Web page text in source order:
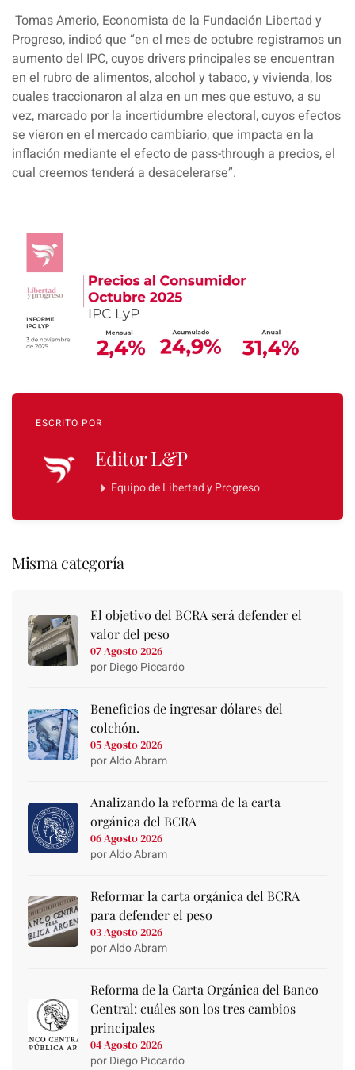
Tomas Amerio, Economista de la Fundación Libertad y
Progreso, indicó que “en el mes de octubre registramos un
aumento del IPC, cuyos drivers principales se encuentran
en el rubro de alimentos, alcohol y tabaco, y vivienda, los
cuales traccionaron al alza en un mes que estuvo, a su
vez, marcado por la incertidumbre electoral, cuyos efectos
se vieron en el mercado cambiario, que impacta en la
inflación mediante el efecto de pass-through a precios, el
cual creemos tenderá a desacelerarse”.
ESCRITO POR
Editor L&P
Equipo de Libertad y Progreso
Misma categoría
El objetivo del BCRA será defender el
valor del peso
07 Agosto 2026
por Diego Piccardo
Beneficios de ingresar dólares del
colchón.
05 Agosto 2026
por Aldo Abram
Analizando la reforma de la carta
orgánica del BCRA
06 Agosto 2026
por Aldo Abram
Reformar la carta orgánica del BCRA
para defender el peso
03 Agosto 2026
por Aldo Abram
Reforma de la Carta Orgánica del Banco
Central: cuáles son los tres cambios
principales
04 Agosto 2026
por Diego Piccardo